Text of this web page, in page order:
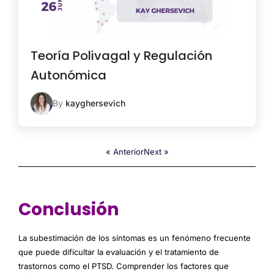
Teoría Polivagal y Regulación
Autonómica
By kayghersevich
« AnteriorNext »
Conclusión
La subestimación de los síntomas es un fenómeno frecuente
que puede dificultar la evaluación y el tratamiento de
trastornos como el PTSD. Comprender los factores que